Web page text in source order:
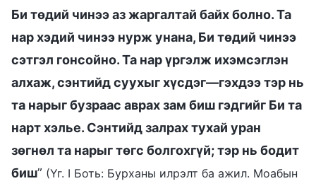
Би төдий чинээ аз жаргалтай байх болно. Та
нар хэдий чинээ нурж унана, Би төдий чинээ
сэтгэл гонсойно. Та нар үргэлж ихэмсэглэн
алхаж, сэнтийд суухыг хүсдэг—гэхдээ тэр нь
та нарыг бузраас аврах зам биш гэдгийг Би та
нарт хэлье. Сэнтийд залрах тухай уран
зөгнөл та нарыг төгс болгохгүй; тэр нь бодит
биш” (Үг. I Боть: Бурханы илрэлт ба ажил. Моабын